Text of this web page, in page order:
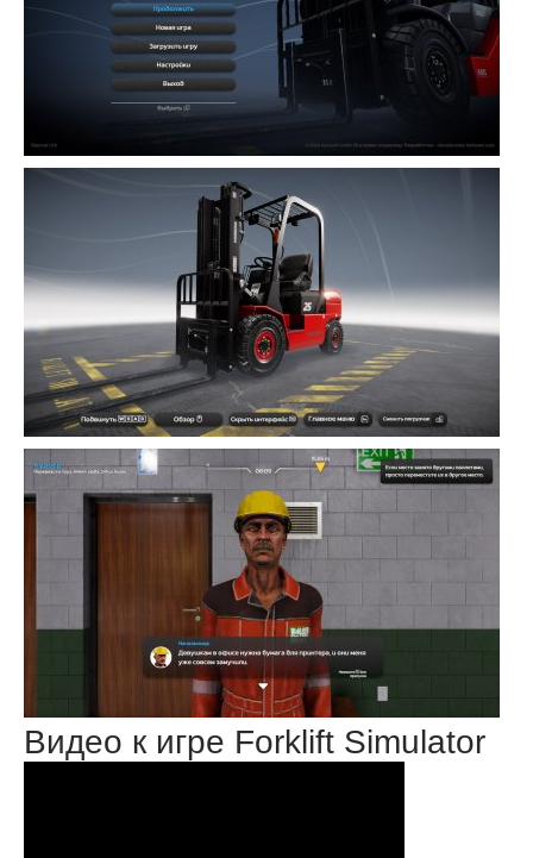
Видео к игре Forklift Simulator